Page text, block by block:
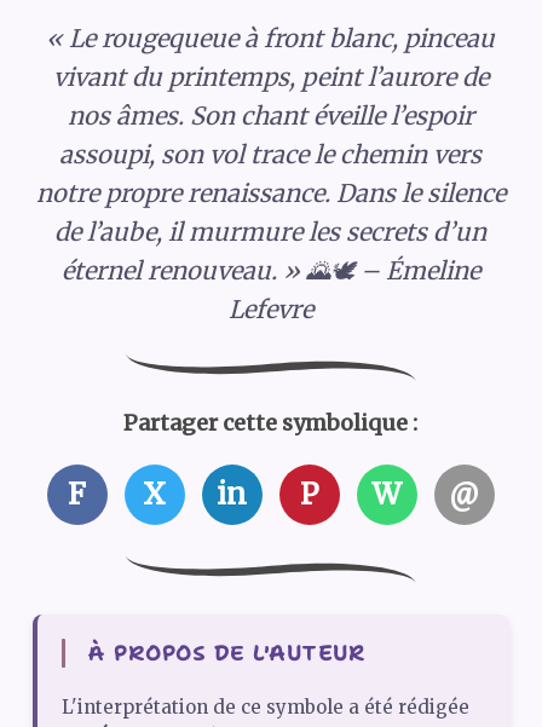
« Le rougequeue à front blanc, pinceau
vivant du printemps, peint l’aurore de
nos âmes. Son chant éveille l’espoir
assoupi, son vol trace le chemin vers
notre propre renaissance. Dans le silence
de l’aube, il murmure les secrets d’un
éternel renouveau. » 🌄🕊️ – Émeline
Lefevre
Partager cette symbolique :
F X in P W @
À PROPOS DE L'AUTEUR
L'interprétation de ce symbole a été rédigée